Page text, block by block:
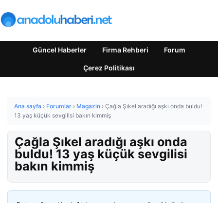
Güncel Haberler Firma Rehberi Forum
Çerez Politikası
Ana sayfa › Forumlar › Magazin › Çağla Şıkel aradığı aşkı onda buldu!
13 yaş küçük sevgilisi bakın kimmiş
Çağla Şıkel aradığı aşkı onda
buldu! 13 yaş küçük sevgilisi
bakın kimmiş